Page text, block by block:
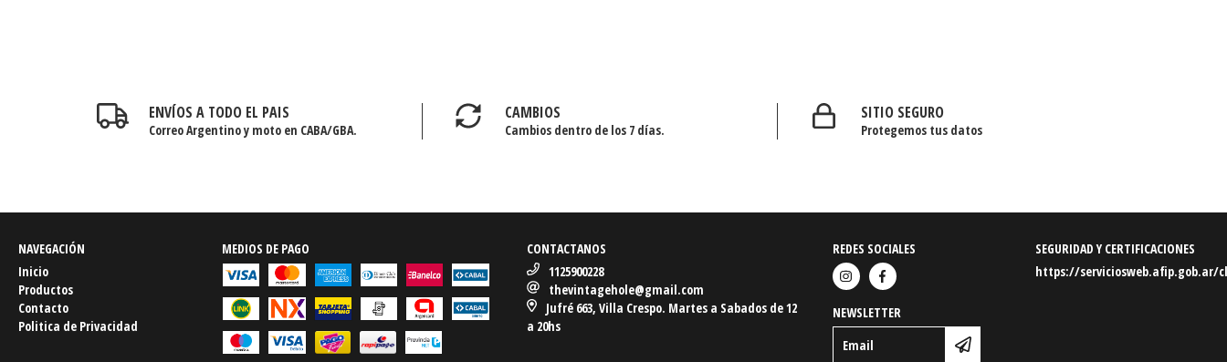
ENVÍOS A TODO EL PAIS
Correo Argentino y moto en CABA/GBA.
CAMBIOS
Cambios dentro de los 7 días.
SITIO SEGURO
Protegemos tus datos
NAVEGACIÓN
Inicio
Productos
Contacto
Politica de Privacidad
MEDIOS DE PAGO
CONTACTANOS
1125900228
thevintagehole@gmail.com
Jufré 663, Villa Crespo. Martes a Sabados de 12
a 20hs
REDES SOCIALES
NEWSLETTER
SEGURIDAD Y CERTIFICACIONES
https://serviciosweb.afip.gob.ar/